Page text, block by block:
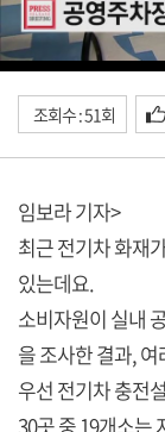
조회수 : 51회
임보라 기자>
최근 전기차 화재
있는데요.
소비자원이 실내
을 조사한 결과,
우선 전기차 충전
30곳 중 19개소는